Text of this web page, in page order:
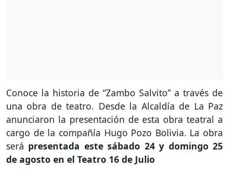
Conoce la historia de “Zambo Salvito” a través de
una obra de teatro. Desde la Alcaldía de La Paz
anunciaron la presentación de esta obra teatral a
cargo de la compañía Hugo Pozo Bolivia. La obra
será presentada este sábado 24 y domingo 25
de agosto en el Teatro 16 de Julio